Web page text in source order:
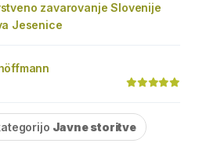
zavarovanje Slovenije
Jesenice
Javne storitve